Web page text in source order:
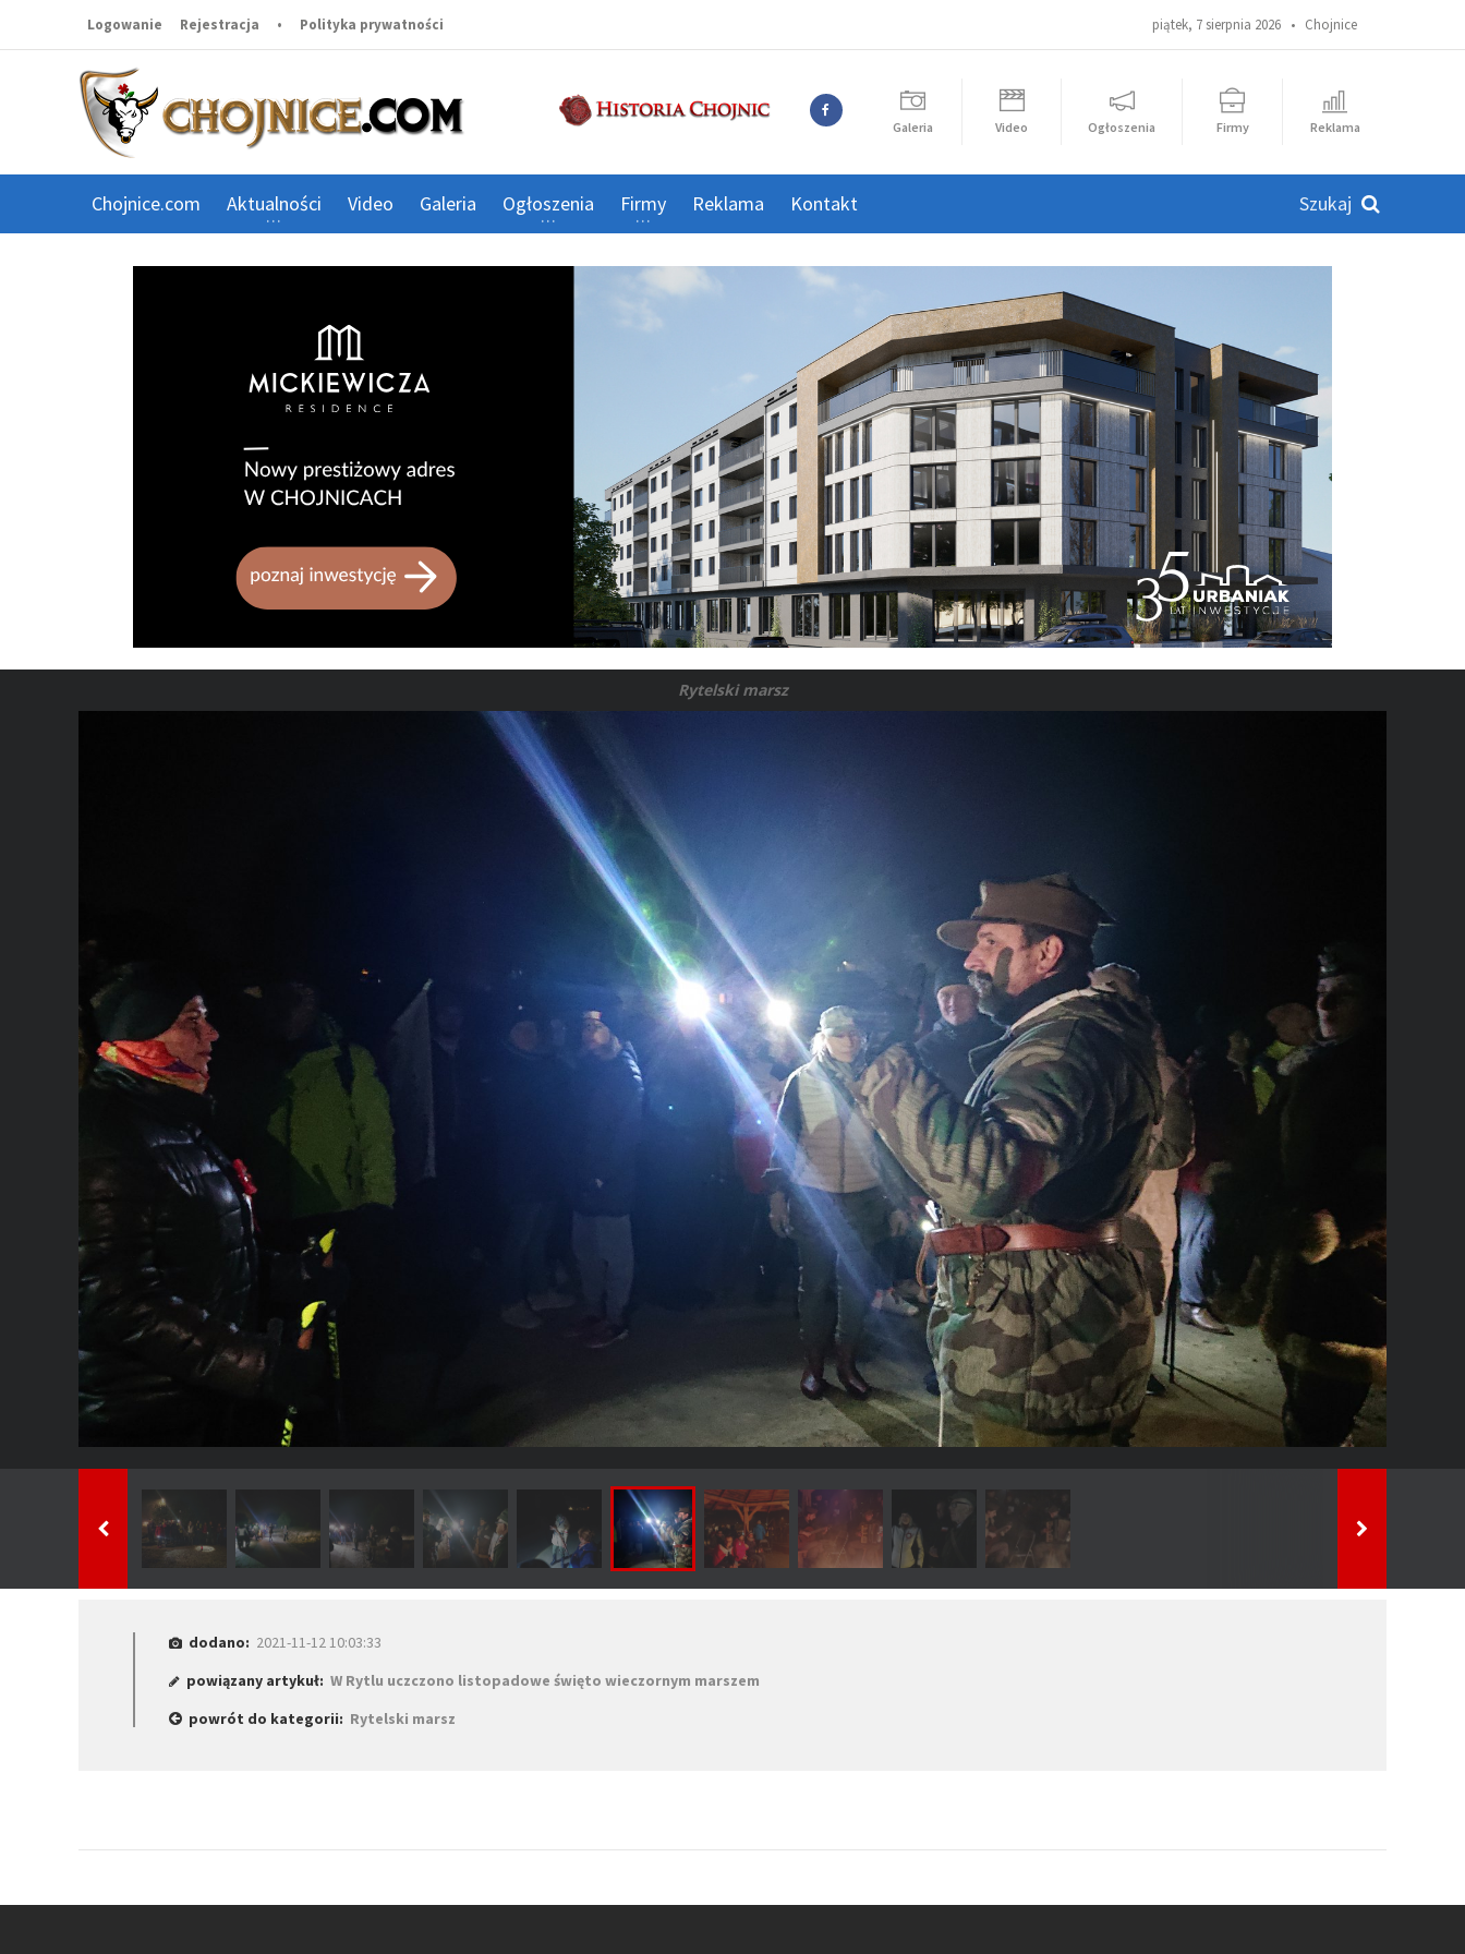
piątek, 7 sierpnia 2026 • Chojnice
Logowanie Rejestracja • Polityka prywatności
Galeria Video Ogłoszenia Firmy Reklama
Chojnice.com Aktualności Video Galeria Ogłoszenia Firmy Reklama Kontakt
Rytelski marsz
dodano: 2021-11-12 10:03:33
powiązany artykuł: W Rytlu uczczono listopadowe święto wieczornym marszem
powrót do kategorii: Rytelski marsz